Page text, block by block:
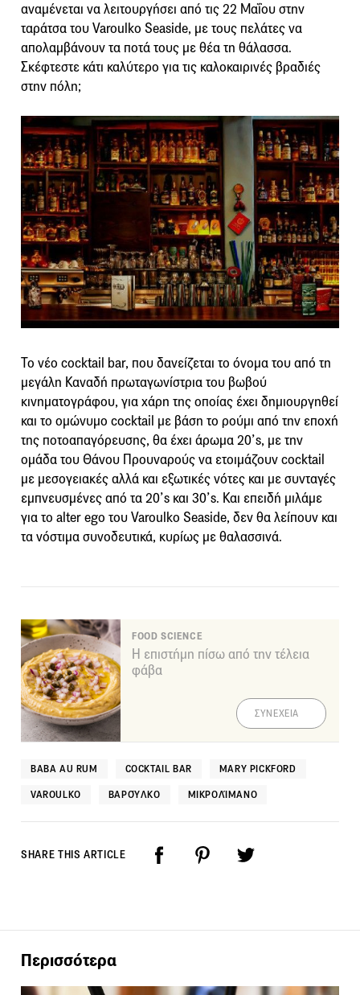
αναμένεται να λειτουργήσει από τις 22 Μαΐου στην
ταράτσα του Varoulko Seaside, με τους πελάτες να
απολαμβάνουν τα ποτά τους με θέα τη θάλασσα.
Σκέφτεστε κάτι καλύτερο για τις καλοκαιρινές βραδιές
στην πόλη;
Το νέο cocktail bar, που δανείζεται το όνομα του από τη
μεγάλη Καναδή πρωταγωνίστρια του βωβού
κινηματογράφου, για χάρη της οποίας έχει δημιουργηθεί
και το ομώνυμο cocktail με βάση το ρούμι από την εποχή
της ποτοαπαγόρευσης, θα έχει άρωμα 20’s, με την
ομάδα του Θάνου Προυναρούς να ετοιμάζουν cocktail
με μεσογειακές αλλά και εξωτικές νότες και με συνταγές
εμπνευσμένες από τα 20’s και 30’s. Και επειδή μιλάμε
για το alter ego του Varoulko Seaside, δεν θα λείπουν και
τα νόστιμα συνοδευτικά, κυρίως με θαλασσινά.
FOOD SCIENCE
Η επιστήμη πίσω από την τέλεια
φάβα
ΣΥΝΕΧΕΙΑ
BABA AU RUM COCKTAIL BAR MARY PICKFORD
VAROULKO ΒΑΡΟΎΛΚΟ ΜΙΚΡΟΛΊΜΑΝΟ
SHARE THIS ARTICLE
Περισσότερα